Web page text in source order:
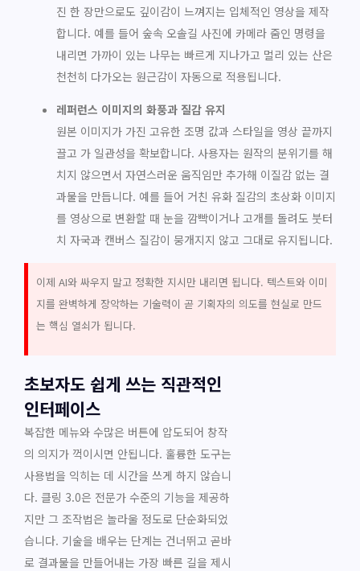
진 한 장만으로도 깊이감이 느껴지는 입체적인 영상을 제작
합니다. 예를 들어 숲속 오솔길 사진에 카메라 줌인 명령을
내리면 가까이 있는 나무는 빠르게 지나가고 멀리 있는 산은
천천히 다가오는 원근감이 자동으로 적용됩니다.
레퍼런스 이미지의 화풍과 질감 유지
원본 이미지가 가진 고유한 조명 값과 스타일을 영상 끝까지
끌고 가 일관성을 확보합니다. 사용자는 원작의 분위기를 해
치지 않으면서 자연스러운 움직임만 추가해 이질감 없는 결
과물을 만듭니다. 예를 들어 거친 유화 질감의 초상화 이미지
를 영상으로 변환할 때 눈을 깜빡이거나 고개를 돌려도 붓터
치 자국과 캔버스 질감이 뭉개지지 않고 그대로 유지됩니다.
이제 AI와 싸우지 말고 정확한 지시만 내리면 됩니다. 텍스트와 이미
지를 완벽하게 장악하는 기술력이 곧 기획자의 의도를 현실로 만드
는 핵심 열쇠가 됩니다.
초보자도 쉽게 쓰는 직관적인
인터페이스
복잡한 메뉴와 수많은 버튼에 압도되어 창작
의 의지가 꺽이시면 안됩니다. 훌륭한 도구는
사용법을 익히는 데 시간을 쓰게 하지 않습니
다. 클링 3.0은 전문가 수준의 기능을 제공하
지만 그 조작법은 놀라울 정도로 단순화되었
습니다. 기술을 배우는 단계는 건너뛰고 곧바
로 결과물을 만들어내는 가장 빠른 길을 제시